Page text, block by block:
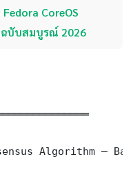
CoreOS
ฉบับสมบูรณ์ 2026
Algorithm —